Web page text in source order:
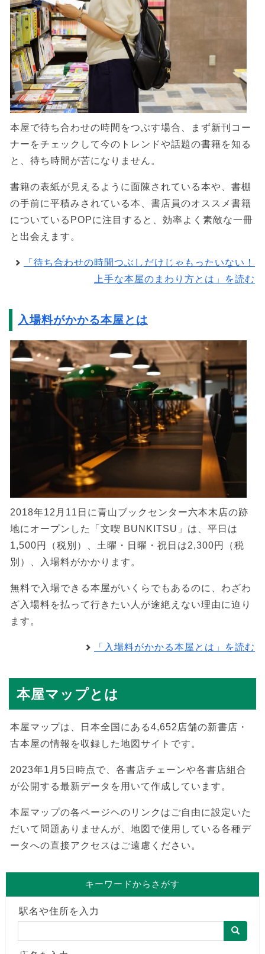
本屋で待ち合わせの時間をつぶす場合、まず新刊コー
ナーをチェックして今のトレンドや話題の書籍を知る
と、待ち時間が苦になりません。
書籍の表紙が見えるように面陳されている本や、書棚
の手前に平積みされている本、書店員のオススメ書籍
についているPOPに注目すると、効率よく素敵な一冊
と出会えます。
「待ち合わせの時間つぶしだけじゃもったいない！
上手な本屋のまわり方とは」を読む
入場料がかかる本屋とは
2018年12月11日に青山ブックセンター六本木店の跡
地にオープンした「文喫 BUNKITSU」は、平日は
1,500円（税別）、土曜・日曜・祝日は2,300円（税
別）、入場料がかかります。
無料で入場できる本屋がいくらでもあるのに、わざわ
ざ入場料を払って行きたい人が途絶えない理由に迫り
ます。
「入場料がかかる本屋とは」を読む
本屋マップとは
本屋マップは、日本全国にある4,652店舗の新書店・
古本屋の情報を収録した地図サイトです。
2023年1月5日時点で、各書店チェーンや各書店組合
が公開する最新データを用いて作成しています。
本屋マップの各ページヘのリンクはご自由に設定いた
だいて問題ありませんが、地図で使用している各種デ
ータへの直接アクセスはご遠慮ください。
キーワードからさがす
駅名や住所を入力